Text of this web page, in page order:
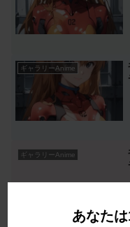
あなた
ギャラリーAnime
ギャラリーAnime